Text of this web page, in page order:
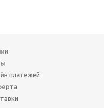
платежей